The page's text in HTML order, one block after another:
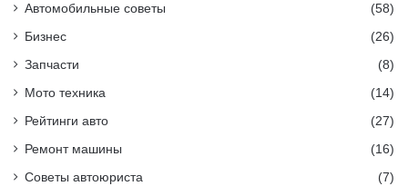
Автомобильные советы (58)
Бизнес (26)
Запчасти (8)
Мото техника (14)
Рейтинги авто (27)
Ремонт машины (16)
Советы автоюриста (7)